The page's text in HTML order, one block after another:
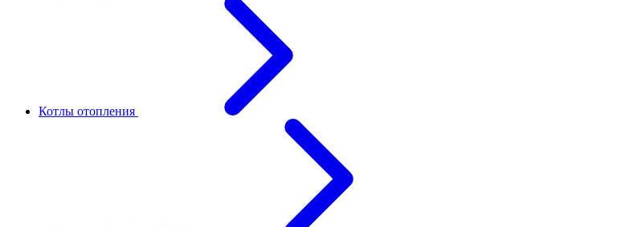
Котлы отопления